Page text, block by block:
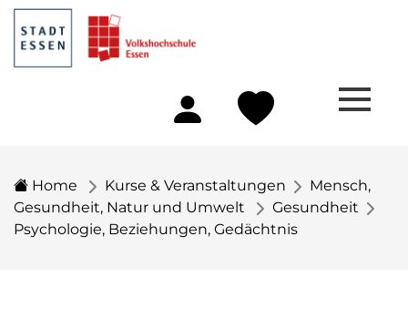
Home Kurse & Veranstaltungen
Mensch,
Gesundheit, Natur und Umwelt
Gesundheit
Psychologie, Beziehungen, Gedächtnis